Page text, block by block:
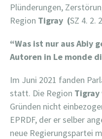
Plünderungen,
Region Tigray (SZ 4. 2.
“Was ist nur aus Abiy
Autoren in Le monde
Im Juni 2021 fanden
statt. Die Region Tigray
Gründen nicht
EPRDF, der er selber
neue Regierungspartei